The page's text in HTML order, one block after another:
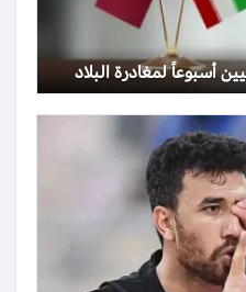
أسبوعاً لمغادرة البلاد